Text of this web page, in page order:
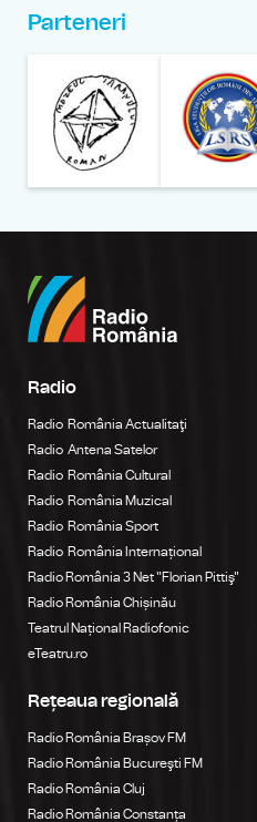
Parteneri
Radio
Radio România Actualitaţi
Radio Antena Satelor
Radio România Cultural
Radio România Muzical
Radio România Sport
Radio România Internațional
Radio România 3 Net "Florian Pittiş"
Radio România Chișinău
Teatrul Național Radiofonic
eTeatru.ro
Rețeaua regională
Radio România Brașov FM
Radio România Bucureşti FM
Radio România Cluj
Radio România Constanța